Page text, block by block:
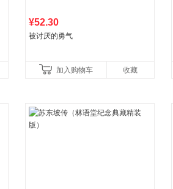
¥52.30
被讨厌的勇气
加入购物车 收藏